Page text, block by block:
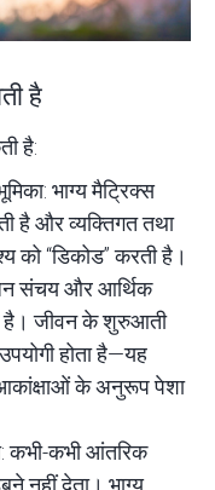
है
है:
: भाग्य मैट्रिक्स
है और व्यक्तिगत तथा
को “डिकोड” करती है।
धन संचय और आर्थिक
है। जीवन के शुरुआती
होता है—यह
के अनुरूप पेशा
कभी-कभी आंतरिक
नहीं देता। भाग्य